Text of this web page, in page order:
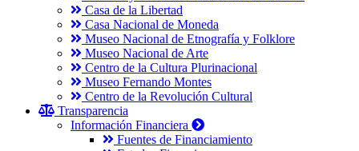
Casa de la Libertad
Casa Nacional de Moneda
Museo Nacional de Etnografía y Folklore
Museo Nacional de Arte
Centro de la Cultura Plurinacional
Museo Fernando Montes
Centro de la Revolución Cultural
Transparencia
Información Financiera
Fuentes de Financiamiento